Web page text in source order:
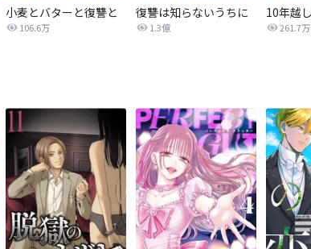
小麦とバターと復讐と
106.6万
復讐は知らないうちに
1.3億
10年越
261.7万